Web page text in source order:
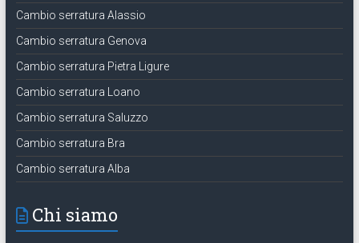
Cambio serratura Alassio
Cambio serratura Genova
Cambio serratura Pietra Ligure
Cambio serratura Loano
Cambio serratura Saluzzo
Cambio serratura Bra
Cambio serratura Alba
Chi siamo